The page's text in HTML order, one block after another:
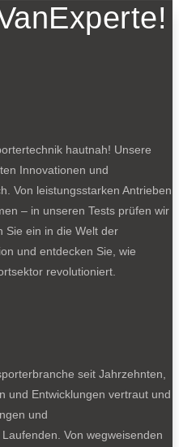
hautnah! Unsere
Innovationen und
Von leistungsstarken Antrieben
– in unseren Tests prüfen wir
Sie ein in die Welt der
und entdecken Sie, wie
revolutioniert.
seit Jahrzehnten,
und Entwicklungen vertraut und
und
Von wegweisenden